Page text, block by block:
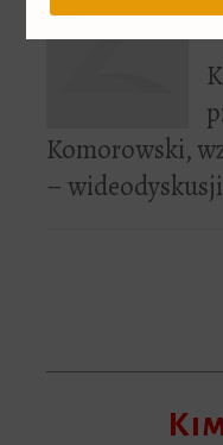
Komorowski,
–